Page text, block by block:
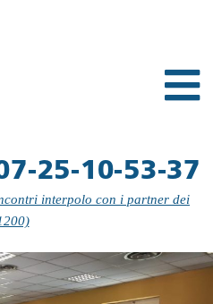
25-10-53-37
interpolo con i partner dei